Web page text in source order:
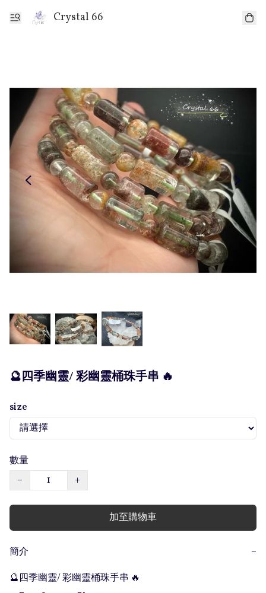
Crystal 66
🔮四季幽靈/ 彩幽靈桶珠手串 🔥
size
數量
−
+
加至購物車
簡介
−
🔮四季幽靈/ 彩幽靈桶珠手串 🔥